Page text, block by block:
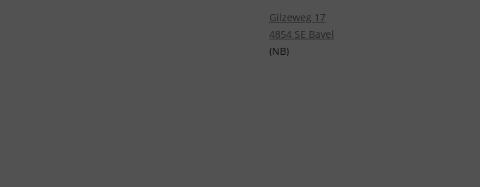
Gilzeweg 17
4854 SE Bavel
(NB)